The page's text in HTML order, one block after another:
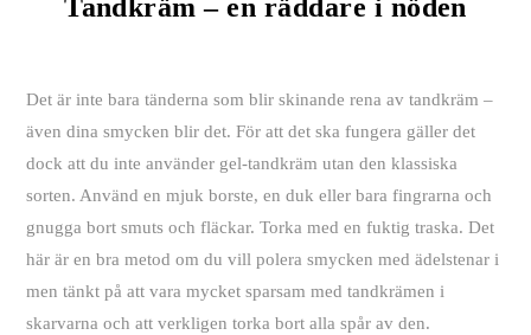
Tandkräm – en räddare i nöden
Det är inte bara tänderna som blir skinande rena av tandkräm –
även dina smycken blir det. För att det ska fungera gäller det
dock att du inte använder gel-tandkräm utan den klassiska
sorten. Använd en mjuk borste, en duk eller bara fingrarna och
gnugga bort smuts och fläckar. Torka med en fuktig traska. Det
här är en bra metod om du vill polera smycken med ädelstenar i
men tänkt på att vara mycket sparsam med tandkrämen i
skarvarna och att verkligen torka bort alla spår av den.